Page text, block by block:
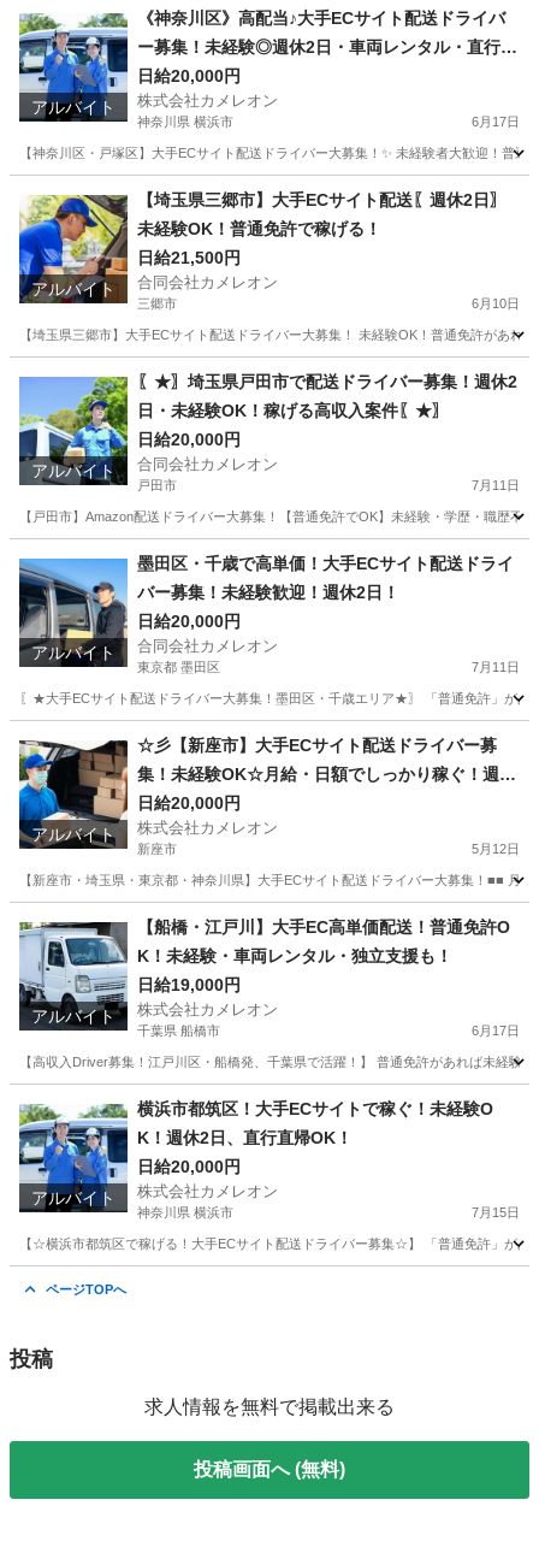
ドライバー 積み込み
アルバイト
《神奈川区》高配当♪大手ECサイト配送ドライバ
ー募集！未経験◎週休2日・車両レンタル・直行直
帰OK
日給20,000円
株式会社カメレオン
神奈川県 横浜市 6月17日
【神奈川区・戸塚区】大手ECサイト配送ドライバー大募集！✨ 未経験者大歓迎！普
ドライバー 荷物
アルバイト
【埼玉県三郷市】大手ECサイト配送〖週休2日〗
未経験OK！普通免許で稼げる！
日給21,500円
合同会社カメレオン
三郷市 6月10日
【埼玉県三郷市】大手ECサイト配送ドライバー大募集！ 未経験OK！普通免許があ
ドライバー 積み込み
アルバイト
〖★〗埼玉県戸田市で配送ドライバー募集！週休2
日・未経験OK！稼げる高収入案件〖★〗
日給20,000円
合同会社カメレオン
戸田市 7月11日
【戸田市】Amazon配送ドライバー大募集！【普通免許でOK】未経験・学歴・職歴
ドライバー 積み込み
アルバイト
墨田区・千歳で高単価！大手ECサイト配送ドライ
バー募集！未経験歓迎！週休2日！
日給20,000円
合同会社カメレオン
東京都 墨田区 7月11日
〖★大手ECサイト配送ドライバー大募集！墨田区・千歳エリア★〗 「普通免許」が
ドライバー 積み込み
アルバイト
☆彡【新座市】大手ECサイト配送ドライバー募
集！未経験OK☆月給・日額でしっかり稼ぐ！週休
2日・車両
日給20,000円
株式会社カメレオン
新座市 5月12日
【新座市・埼玉県・東京都・神奈川県】大手ECサイト配送ドライバー大募集！■■
ドライバー 積み込み
アルバイト
【船橋・江戸川】大手EC高単価配送！普通免許O
K！未経験・車両レンタル・独立支援も！
日給19,000円
株式会社カメレオン
千葉県 船橋市 6月17日
【高収入Driver募集！江戸川区・船橋発、千葉県で活躍！】 普通免許があれば未経
ドライバー 積み込み
アルバイト
横浜市都筑区！大手ECサイトで稼ぐ！未経験O
K！週休2日、直行直帰OK！
日給20,000円
株式会社カメレオン
神奈川県 横浜市 7月15日
【☆横浜市都筑区で稼げる！大手ECサイト配送ドライバー募集☆】 「普通免許」が
ページTOPへ
投稿
求人情報を無料で掲載出来る
投稿画面へ (無料)